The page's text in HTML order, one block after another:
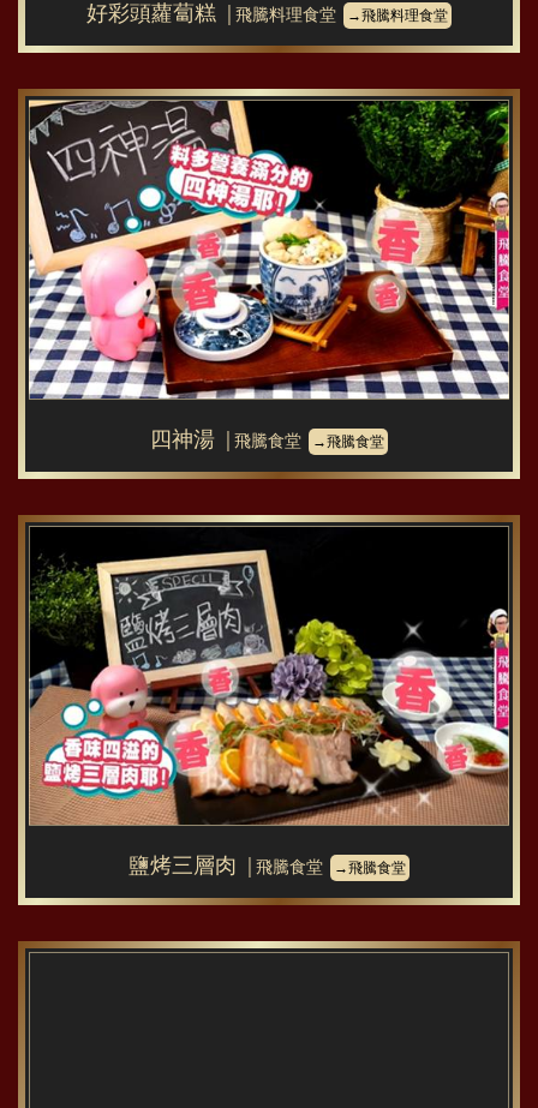
好彩頭蘿蔔糕 │飛騰料理食堂 →飛騰料理食堂
四神湯 │飛騰食堂 →飛騰食堂
鹽烤三層肉 │飛騰食堂 →飛騰食堂